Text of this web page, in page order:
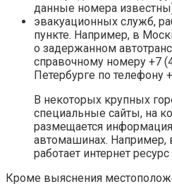
данные номера
эвакуационных служб,
пункте. Например, в
о задержанном
справочному номеру +7
Петербурге по телефону
В некоторых крупных
специальные сайты, на
размещается
автомашинах. Например,
работает интернет
Кроме выяснения